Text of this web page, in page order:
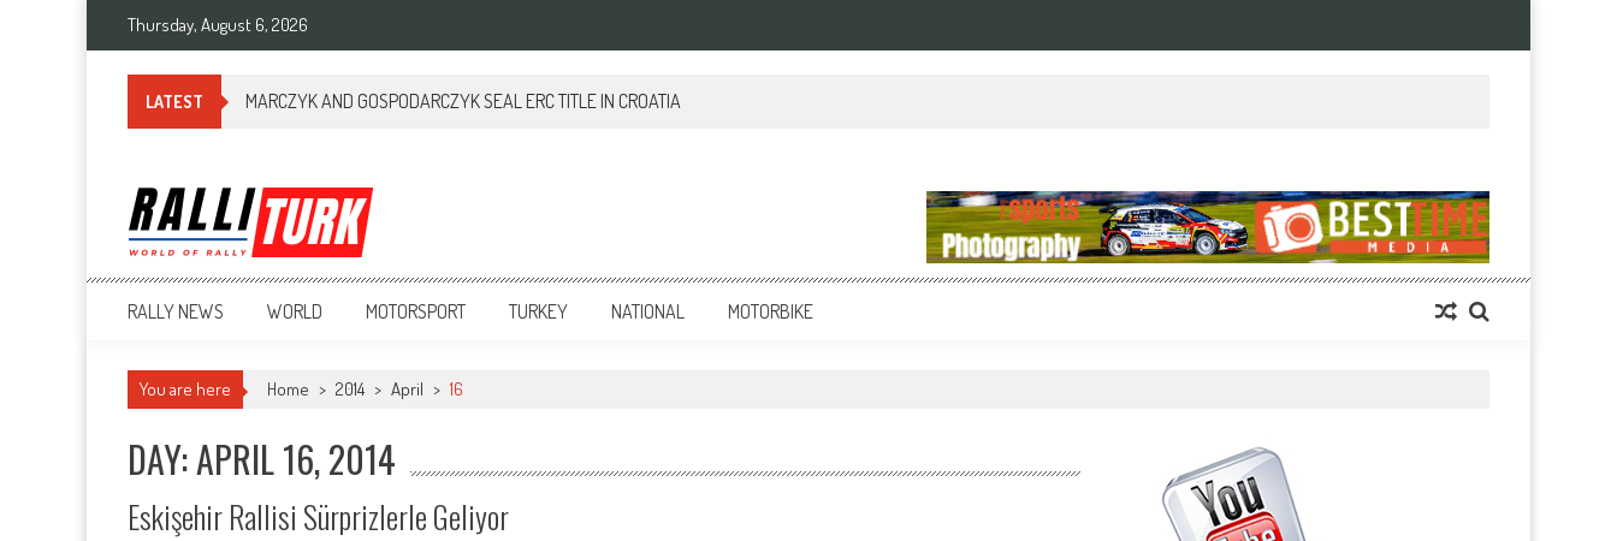
Thursday, August 6, 2026
LATEST MARCZYK AND GOSPODARCZYK SEAL ERC TITLE IN CROATIA
RalliTurk
World of Rally
RALLY NEWS WORLD MOTORSPORT TURKEY NATIONAL MOTORBIKE
You are here Home > 2014 > April > 16
DAY: APRIL 16, 2014
Eskişehir Rallisi Sürprizlerle Geliyor